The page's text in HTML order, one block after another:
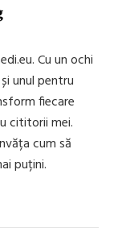
Cu un ochi
unul pentru
fiecare
cititorii mei.
cum să
puțini.